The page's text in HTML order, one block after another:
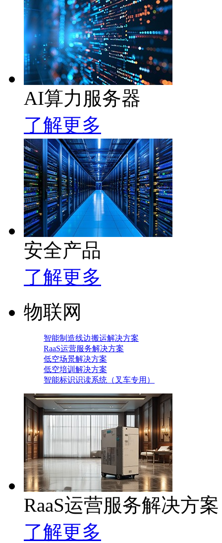
AI算力服务器
了解更多
安全产品
了解更多
物联网
智能制造线边搬运解决方案
RaaS运营服务解决方案
低空场景解决方案
低空培训解决方案
智能标识识读系统（叉车专用）
RaaS运营服务解决方案
了解更多